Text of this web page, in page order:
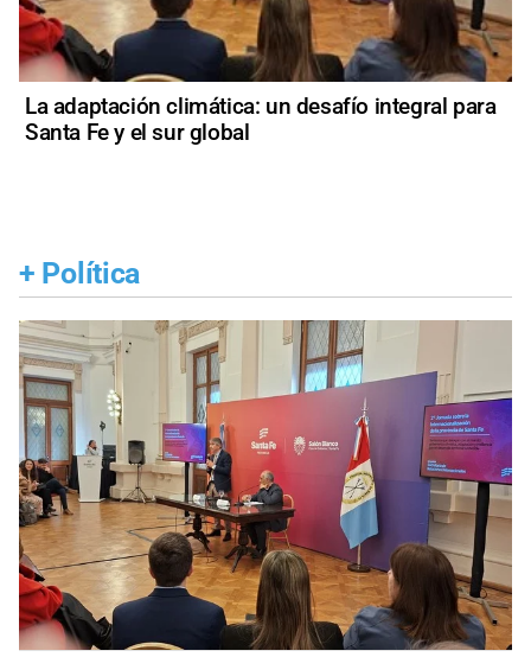
La adaptación climática: un desafío integral para
Santa Fe y el sur global
+ Política